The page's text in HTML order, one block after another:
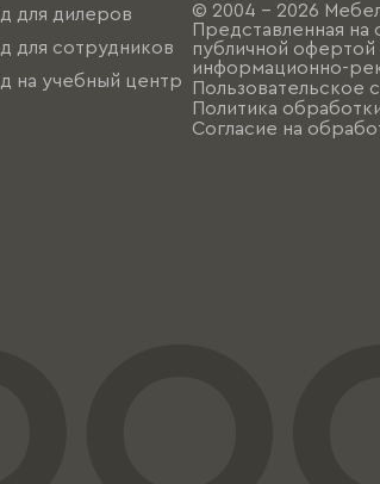
для дилеров
для сотрудников
на учебный центр
© 2004 - 2026
Представленная на
публичной офертой
информационно-
Пользовательское
Политика
Согласие на